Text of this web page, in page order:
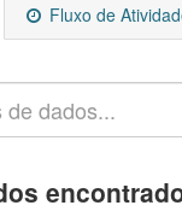
Fluxo de